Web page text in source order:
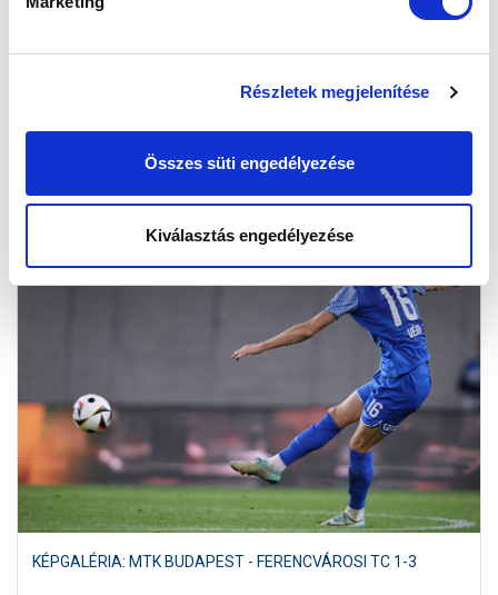
Részletek megjelenítése
Összes süti engedélyezése
Kiválasztás engedélyezése
KÉPGALÉRIA: MTK BUDAPEST II. - IVÁNCSA KSE 2-1
KÉPGALÉRIA: MTK BUDAPEST - FERENCVÁROSI TC 1-3